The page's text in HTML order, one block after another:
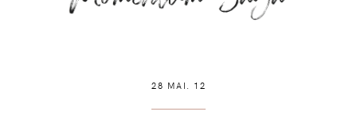
28 MAI. 12